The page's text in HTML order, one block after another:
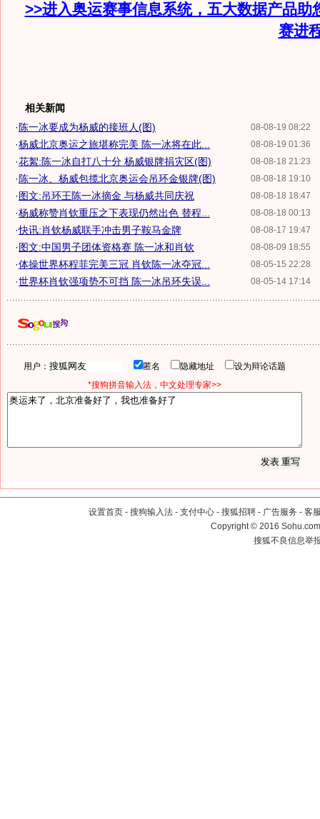
>>进入奥运赛事信息系统，五大数据产品助
赛进
相关新闻
08-08-19 08:22
· 陈一冰要成为杨威的接班人(图)
08-08-19 01:36
·杨威北京奥运之旅堪称完美 陈一冰将在此...
08-08-18 21:23
·花絮:陈一冰自打八十分 杨威银牌捐灾区(图)
08-08-18 19:10
· 陈一冰、杨威包揽北京奥运会吊环金银牌(图)
08-08-18 18:47
·图文:吊环王陈一冰摘金 与杨威共同庆祝
08-08-18 00:13
·杨威称赞肖钦重压之下表现仍然出色 替程...
08-08-17 19:47
·快讯:肖钦杨威联手冲击男子鞍马金牌
08-08-09 18:55
·图文:中国男子团体资格赛 陈一冰和肖钦
08-05-15 22:28
·体操世界杯程菲完美三冠 肖钦陈一冰夺冠...
08-05-14 17:14
·世界杯肖钦强项势不可挡 陈一冰吊环失误...
用户： 匿名 隐藏地址
设为辩论话题
*搜狗拼音输入法，中文处理专家>>
设置首页 - 搜狗输入法 - 支付中心 - 搜狐招聘 - 广告服务 - 客
Copyright©2016
搜狐不良信息举